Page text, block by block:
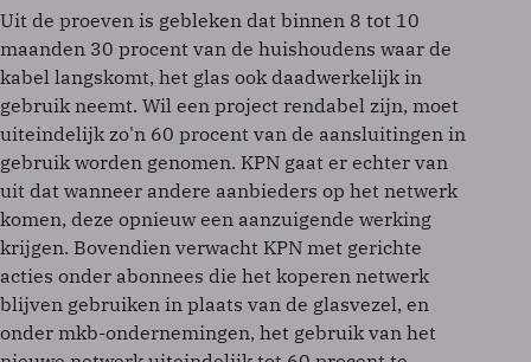
Uit de proeven is gebleken dat binnen 8 tot 10
maanden 30 procent van de huishoudens waar de
kabel langskomt, het glas ook daadwerkelijk in
gebruik neemt. Wil een project rendabel zijn, moet
uiteindelijk zo'n 60 procent van de aansluitingen in
gebruik worden genomen. KPN gaat er echter van
uit dat wanneer andere aanbieders op het netwerk
komen, deze opnieuw een aanzuigende werking
krijgen. Bovendien verwacht KPN met gerichte
acties onder abonnees die het koperen netwerk
blijven gebruiken in plaats van de glasvezel, en
onder mkb-ondernemingen, het gebruik van het